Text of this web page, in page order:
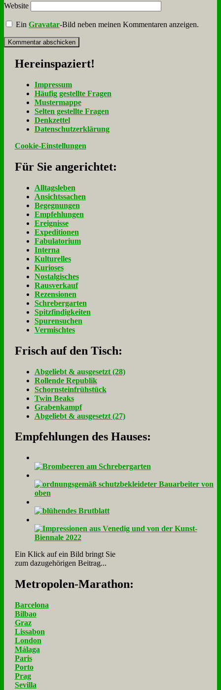
Website
EinGravatar-Bild neben meinen Kommentaren anzeigen.
Her­ein­spa­ziert!
Im­pres­sum
Häu­fig ge­stell­te Fra­gen
Mu­ster­map­pe
Sel­ten ge­stell­te Fra­gen
Denk­zet­tel
Da­ten­schutz­er­klä­rung
Cookie-Einstellungen
Für Sie an­ge­rich­tet:
Alltagsleben
Ansichtssachen
Begegnungen
Empfehlungen
Ereignisse
Expeditionen
Fabulatorium
Interna
Kulturelles
Kurioses
Nostalgisches
Rausverkauf
Rezensionen
Schrebergarten
Spitzfindigkeiten
Spurensuchen
Vermischtes
Frisch auf den Tisch:
Ab­ge­liebt & aus­ge­setzt (28)
Rol­len­de Re­pu­blik
Schorn­stein­früh­stück
Twin Beaks
Gra­ben­kampf
Ab­ge­liebt & aus­ge­setzt (27)
Empfehlungen des Hauses:
Ein Klick auf ein Bild bringt Sie
zum dazugehörigen Beitrag...
Me­tro­po­len-Ma­ra­thon:
Barcelona
Bilbao
Graz
Lissabon
London
Málaga
Paris
Porto
Prag
Sevilla